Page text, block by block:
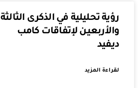
رؤية تحليلية في الذكرى الثالثة
والأربعين لإتفاقات كامب
ديفيد
لقراءة المزيد